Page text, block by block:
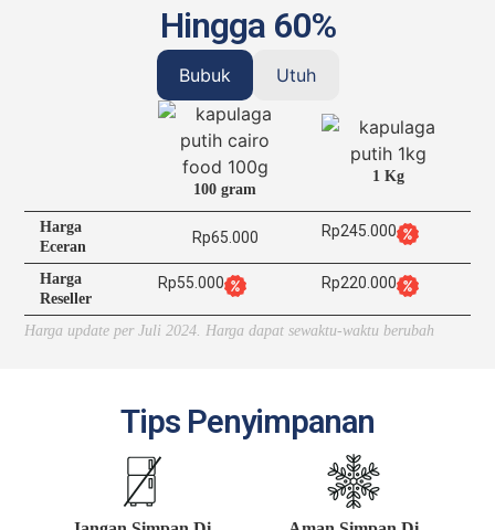
Hingga 60%
Bubuk Utuh
100 gram
1 Kg
Harga
Eceran
Rp65.000 Rp245.000
Harga
Reseller
Rp55.000 Rp220.000
Harga update per Juli 2024. Harga dapat sewaktu-waktu berubah
Tips Penyimpanan